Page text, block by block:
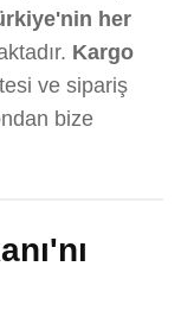
her
Kargo
ve sipariş
bize